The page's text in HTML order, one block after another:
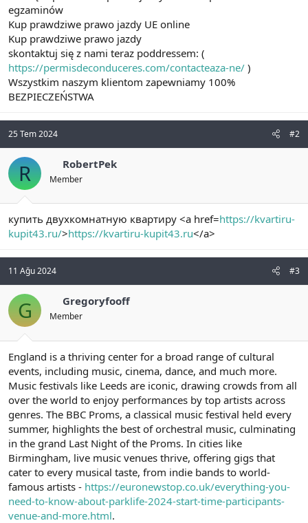
egzaminów
Kup prawdziwe prawo jazdy UE online
Kup prawdziwe prawo jazdy
skontaktuj się z nami teraz poddressem: (
https://permisdeconduceres.com/contacteaza-ne/ )
Wszystkim naszym klientom zapewniamy 100%
BEZPIECZEŃSTWA
25 Tem 2024 #2
R RobertPek
Member
купить двухкомнатную квартиру <a href=https://kvartiru-
kupit43.ru/>https://kvartiru-kupit43.ru</a>
11 Ağu 2024 #3
G Gregoryfooff
Member
England is a thriving center for a broad range of cultural
events, including music, cinema, dance, and much more.
Music festivals like Leeds are iconic, drawing crowds from all
over the world to enjoy performances by top artists across
genres. The BBC Proms, a classical music festival held every
summer, highlights the best of orchestral music, culminating
in the grand Last Night of the Proms. In cities like
Birmingham, live music venues thrive, offering gigs that
cater to every musical taste, from indie bands to world-
famous artists - https://euronewstop.co.uk/everything-you-
need-to-know-about-parklife-2024-start-time-participants-
venue-and-more.html.